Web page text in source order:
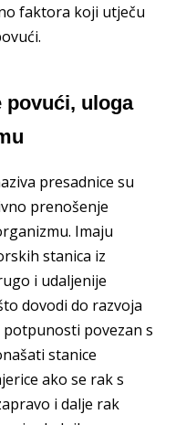
faktora koji utječu
povući, uloga
presadnice su
prenošenje
Imaju
stanica iz
i udaljenije
dovodi do razvoja
povezan s
stanice
ako se rak s
i dalje rak